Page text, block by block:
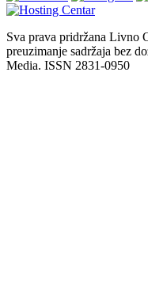
Sva prava pridržana Livno
preuzimanje sadržaja bez
Media. ISSN 2831-0950